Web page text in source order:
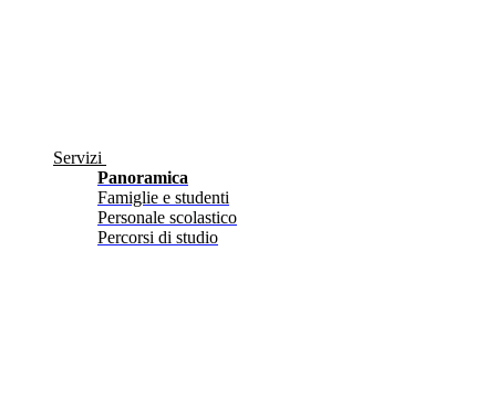
Servizi
Panoramica
Famiglie e studenti
Personale scolastico
Percorsi di studio